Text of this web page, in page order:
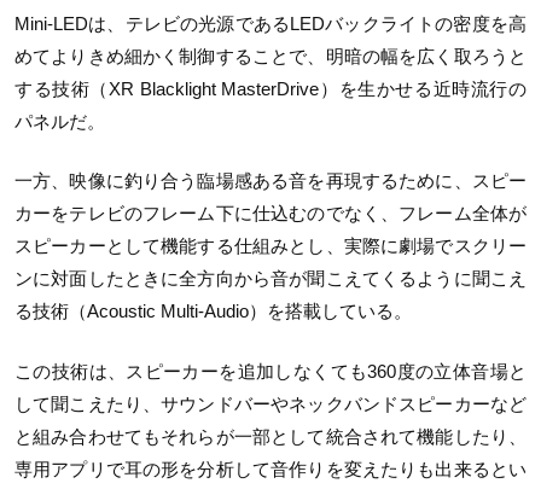
Mini-LEDは、テレビの光源であるLEDバックライトの密度を高
めてよりきめ細かく制御することで、明暗の幅を広く取ろうと
する技術（XR Blacklight MasterDrive）を生かせる近時流行の
パネルだ。
一方、映像に釣り合う臨場感ある音を再現するために、スピー
カーをテレビのフレーム下に仕込むのでなく、フレーム全体が
スピーカーとして機能する仕組みとし、実際に劇場でスクリー
ンに対面したときに全方向から音が聞こえてくるように聞こえ
る技術（Acoustic Multi-Audio）を搭載している。
この技術は、スピーカーを追加しなくても360度の立体音場と
して聞こえたり、サウンドバーやネックバンドスピーカーなど
と組み合わせてもそれらが一部として統合されて機能したり、
専用アプリで耳の形を分析して音作りを変えたりも出来るとい